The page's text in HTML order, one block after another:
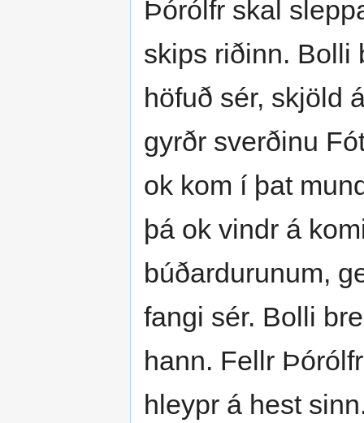
Þórólfr skal
skips riðinn. Bolli
höfuð sér, skjöld
gyrðr sverðinu
ok kom í þat
þá ok vindr á
búðardurunum,
fangi sér. Bolli
hann. Fellr
hleypr á hest